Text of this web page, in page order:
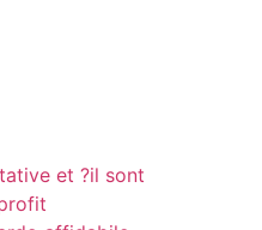
et ?il sont